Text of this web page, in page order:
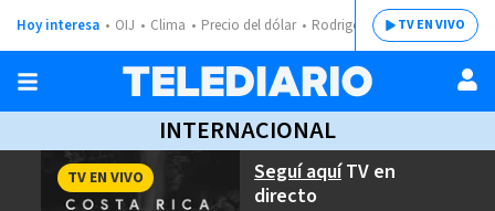
Hoy interesa OIJ Clima Precio del dólar Rodrigo ChavesTV EN VIVO
INTERNACIONAL
Seguí aquíTV en
directo
TV EN VIVO